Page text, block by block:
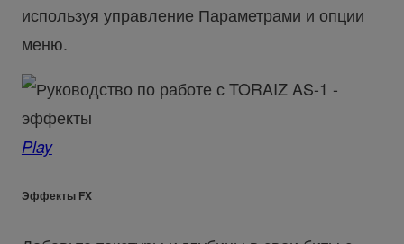
используя управление Параметрами и опции
меню.
Play
Эффекты FX